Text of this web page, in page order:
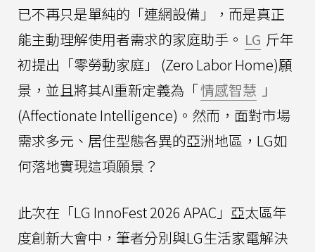
已不再只是單純的「連網設備」，而是真正
能主動理解使用者需求的家庭助手。 LG 斤年
初提出「零勞動家庭」 (Zero Labor Home)願
景，並且將其AI重新定義為「情感智慧 」
(Affectionate Intelligence)。然而，面對市場
需求多元、居住型態各異的亞洲地區，LG如
何落地實現這項願景？
此次在「LG InnoFest 2026 APAC」亞太區年
度創新大會中，筆者分別與LG生活家電解決